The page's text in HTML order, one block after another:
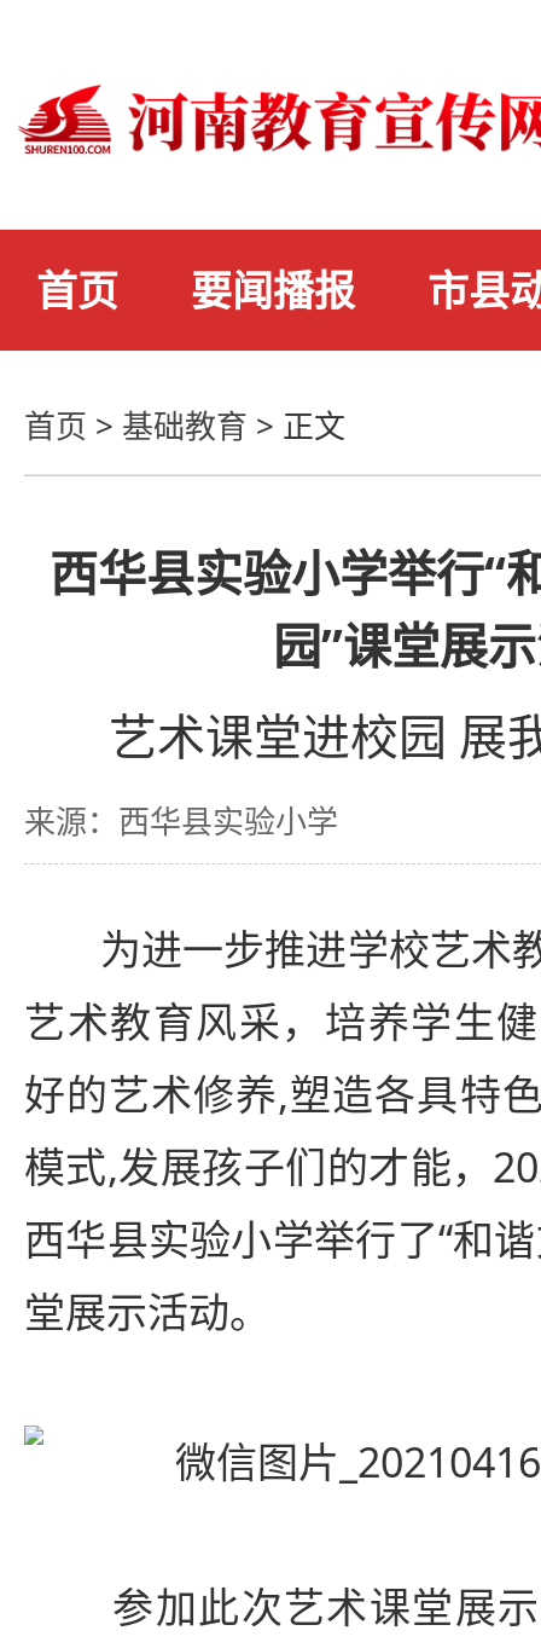
首页 要闻播报 市县
首页 > 基础教育 > 正文
西华县实验小学举行“
园”课堂展
艺术课堂进校园 展
来源：西华县实验小学
为进一步推进学校艺术
艺术教育风采，培养学生
好的艺术修养,塑造各具特
模式,发展孩子们的才能，
西华县实验小学举行了“和
堂展示活动。
参加此次艺术课堂展示